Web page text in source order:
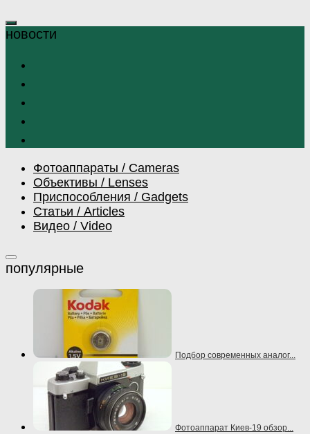
Фотоаппараты / Cameras
Объективы / Lenses
Приспособления / Gadgets
Статьи / Articles
Видео / Video
Подбор современных аналог...
Фотоаппарат Киев-19 обзор...